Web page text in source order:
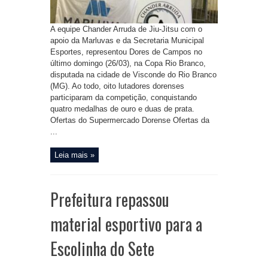
A equipe Chander Arruda de Jiu-Jitsu com o
apoio da Marluvas e da Secretaria Municipal
Esportes, representou Dores de Campos no
último domingo (26/03), na Copa Rio Branco,
disputada na cidade de Visconde do Rio Branco
(MG). Ao todo, oito lutadores dorenses
participaram da competição, conquistando
quatro medalhas de ouro e duas de prata.
Ofertas do Supermercado Dorense Ofertas da
...
Leia mais »
Prefeitura repassou
material esportivo para a
Escolinha do Sete